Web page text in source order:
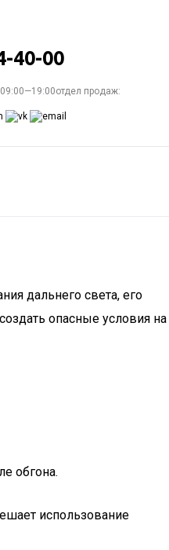
40-00
продаж:
дальнего света, его
опасные условия на
обгона.
использование